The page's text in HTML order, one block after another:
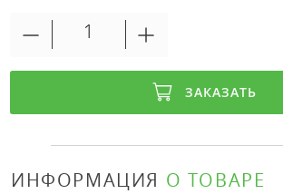
ЗАКАЗАТЬ
ИНФОРМАЦИЯ О ТОВАРЕ